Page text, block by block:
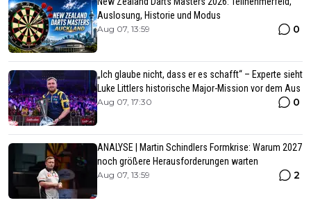
Auslosung, Historie und Modus
Aug 07, 13:59 0
„Ich glaube nicht, dass er es schafft“ – Experte sieht
Luke Littlers historische Major-Mission vor dem Aus
Aug 07, 17:30 0
ANALYSE | Martin Schindlers Formkrise: Warum 2027
noch größere Herausforderungen warten
Aug 07, 13:59 2